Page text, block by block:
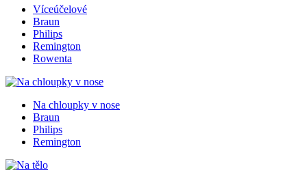
Víceúčelové
Braun
Philips
Remington
Rowenta
Na chloupky v nose
Braun
Philips
Remington